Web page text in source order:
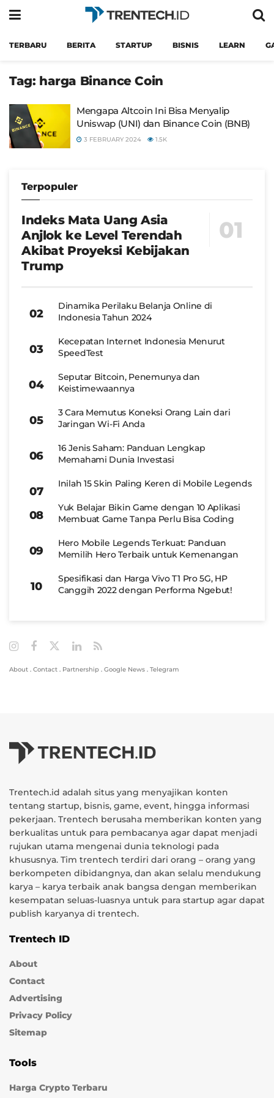
TERBARU BERITA STARTUP BISNIS LEARN
Tag: harga Binance Coin
Mengapa Altcoin Ini Bisa Menyalip
Uniswap (UNI) dan Binance Coin (BNB)
3 FEBRUARY 2024 1.5K
Terpopuler
Indeks Mata Uang Asia
Anjlok ke Level Terendah
Akibat Proyeksi Kebijakan
Trump
Dinamika Perilaku Belanja Online di
Indonesia Tahun 2024
Kecepatan Internet Indonesia Menurut
SpeedTest
Seputar Bitcoin, Penemunya dan
Keistimewaannya
3 Cara Memutus Koneksi Orang Lain dari
Jaringan Wi-Fi Anda
16 Jenis Saham: Panduan Lengkap
Memahami Dunia Investasi
Inilah 15 Skin Paling Keren di Mobile Legends
Yuk Belajar Bikin Game dengan 10 Aplikasi
Membuat Game Tanpa Perlu Bisa Coding
Hero Mobile Legends Terkuat: Panduan
Memilih Hero Terbaik untuk Kemenangan
Spesifikasi dan Harga Vivo T1 Pro 5G, HP
Canggih 2022 dengan Performa Ngebut!
About . Contact . Partnership . Google News . Telegram
Trentech.id adalah situs yang menyajikan konten
tentang startup, bisnis, game, event, hingga informasi
pekerjaan. Trentech berusaha memberikan konten yang
berkualitas untuk para pembacanya agar dapat menjadi
rujukan utama mengenai dunia teknologi pada
khususnya. Tim trentech terdiri dari orang – orang yang
berkompeten dibidangnya, dan akan selalu mendukung
karya – karya terbaik anak bangsa dengan memberikan
kesempatan seluas-luasnya untuk para startup agar dapat
publish karyanya di trentech.
Trentech ID
About
Contact
Advertising
Privacy Policy
Sitemap
Tools
Harga Crypto Terbaru